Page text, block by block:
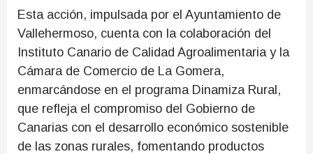
Esta acción, impulsada por el Ayuntamiento de
Vallehermoso, cuenta con la colaboración del
Instituto Canario de Calidad Agroalimentaria y la
Cámara de Comercio de La Gomera,
enmarcándose en el programa Dinamiza Rural,
que refleja el compromiso del Gobierno de
Canarias con el desarrollo económico sostenible
de las zonas rurales, fomentando productos